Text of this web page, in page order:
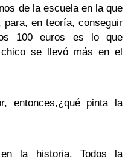
de la escuela en la que
en teoría, conseguir
100 euros es lo que
se llevó más en el
entonces,¿qué pinta la
la historia. Todos la